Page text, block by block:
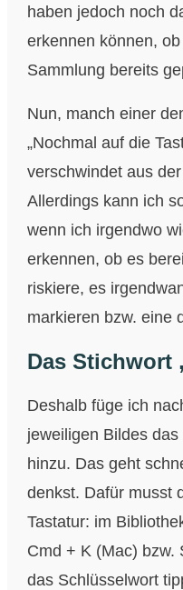
haben jedoch noch
erkennen können,
Sammlung bereits
Nun, manch einer
„Nochmal auf die
verschwindet aus
Allerdings kann ich
wenn ich irgendwo
erkennen, ob es
riskiere, es
markieren bzw. eine
Das Stichwort
Deshalb füge ich
jeweiligen Bildes das
hinzu. Das geht
denkst. Dafür musst
Tastatur: im
Cmd + K (Mac) bzw.
das Schlüsselwort